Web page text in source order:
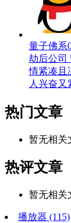
量子佛系
劫后公司
情紧凑且
人兴奋又
热门文章
暂无相关
热评文章
暂无相关
播放器 (115)